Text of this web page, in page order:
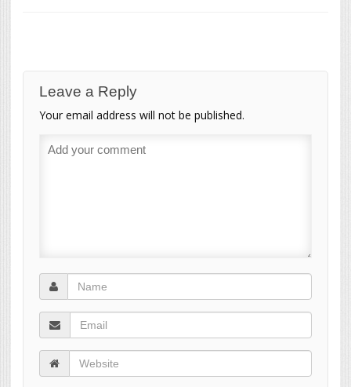
Leave a Reply
Your email address will not be published.